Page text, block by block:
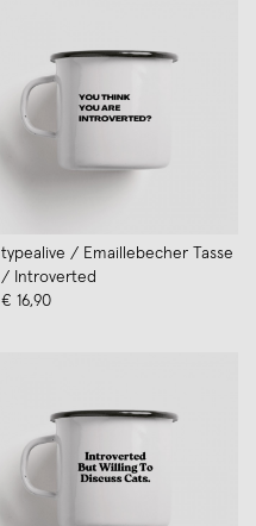
typealive / Emaillebecher Tasse
/ Introverted
€ 16,90